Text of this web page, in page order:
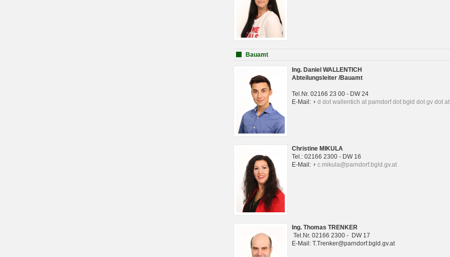
Bauamt
Ing. Daniel WALLENTICH
Abteilungsleiter /Bauamt
Tel.Nr. 02166 23 00 - DW 24
E-Mail:
d dot wallentich at parndorf dot bgld dot gv dot at
Christine MIKULA
Tel.: 02166 2300 - DW 16
E-Mail:
c.mikula@parndorf.bgld.gv.at
Ing. Thomas TRENKER
Tel.Nr. 02166 2300 - DW 17
E-Mail: T.Trenker@parndorf.bgld.gv.at